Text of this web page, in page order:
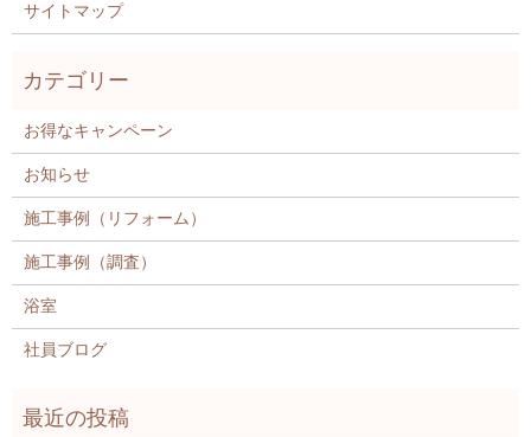
サイトマップ
お得なキャンペーン
お知らせ
施工事例（リフォーム）
施工事例（調査）
浴室
社員ブログ